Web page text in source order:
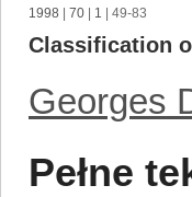
1998 70 1 | 49-83
Classification
Georges
Pełne